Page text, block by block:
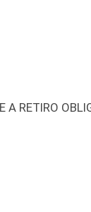
A RETIRO